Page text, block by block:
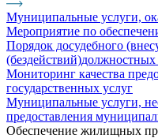
Муниципальные услуги,
Мероприятие по
Порядок досудебного
Мониторинг качества
государственных услуг
Муниципальные услуги,
предоставления
Обеспечение жилищных